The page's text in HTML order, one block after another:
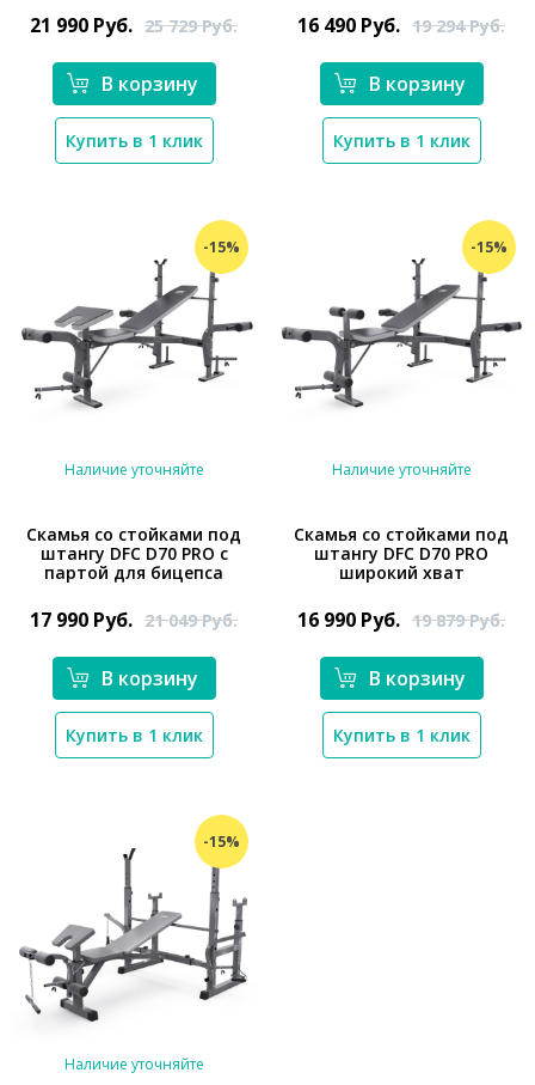
21 990 Руб. 25 729Руб.
В корзину
Купить в 1 клик
16 490 Руб. 19 294Руб.
В корзину
Купить в 1 клик
-15%
*}
Наличие уточняйте
Скамья со стойками под
штангу DFC D70 PRO с
партой для бицепса
17 990 Руб. 21 049Руб.
В корзину
Купить в 1 клик
-15%
*}
Наличие уточняйте
Скамья со стойками под
штангу DFC D70 PRO
широкий хват
16 990 Руб. 19 879Руб.
В корзину
Купить в 1 клик
-15%
Наличие уточняйте